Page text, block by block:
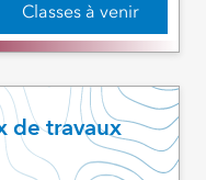
Classes à venir
de travaux